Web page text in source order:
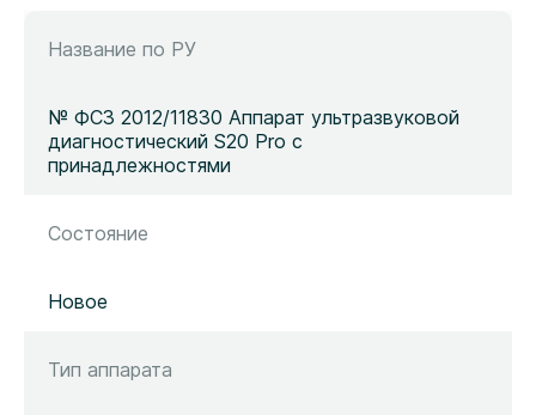
Название по РУ
№ ФСЗ 2012/11830 Аппарат ультразвуковой
диагностический S20 Pro с
принадлежностями
Состояние
Новое
Тип аппарата